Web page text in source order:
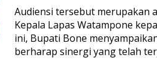
n
S
u
l
a
Audiensi tersebut merupakan
Kepala Lapas Watampone
ini, Bupati Bone
berharap sinergi yang telah